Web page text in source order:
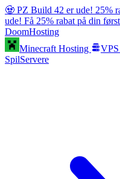
🧟 PZ Build 42 er ude! 25%
ude! Få 25% rabat på din
DoomHosting
Minecraft Hosting
SpilServere